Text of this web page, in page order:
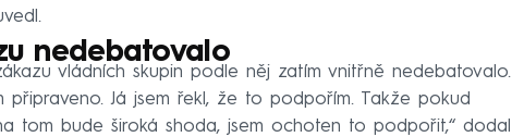
nedebatovalo
vládních skupin podle něj zatím vnitřně nedebatovalo.
připraveno. Já jsem řekl, že to podpořím. Takže pokud
tom bude široká shoda, jsem ochoten to podpořit,“ dodal